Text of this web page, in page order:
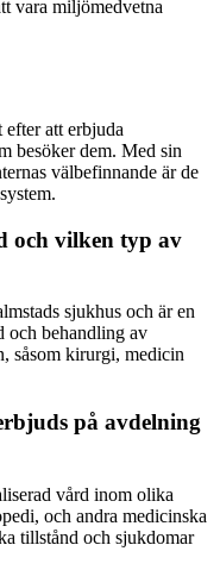
vara miljömedvetna
att erbjuda
besöker dem. Med sin
välbefinnande är de
och vilken typ av
sjukhus och är en
och behandling av
såsom kirurgi, medicin
på avdelning
vård inom olika
och andra medicinska
tillstånd och sjukdomar